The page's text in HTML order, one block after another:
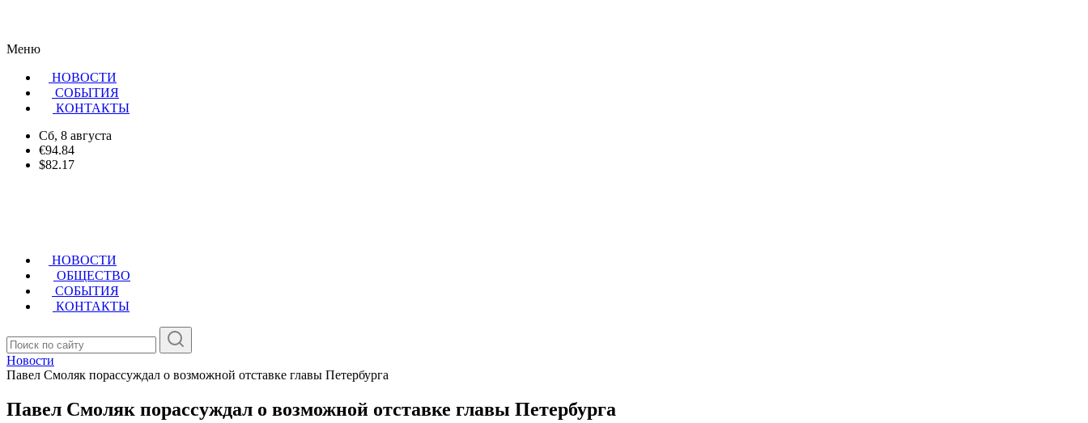
Меню
НОВОСТИ
CОБЫТИЯ
КОНТАКТЫ
Сб, 8 августа
€94.84
$82.17
НОВОСТИ
ОБЩЕСТВО
СОБЫТИЯ
КОНТАКТЫ
Новости
Павел Смоляк порассуждал о возможной отставке главы Петербурга
Павел Смоляк порассуждал о возможной отставке главы Петербурга